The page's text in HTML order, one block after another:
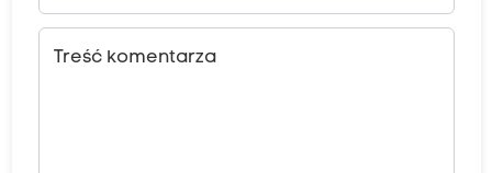
Treść komentarza